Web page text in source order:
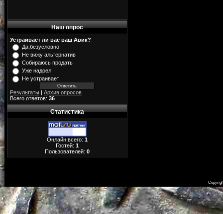
Наш опрос
Устраивает ли вас ваш Авик?
Да,безусловно
Не вижу альтернатив
Собираюсь продать
Уже надоел
Не устраивает
Результаты | Архив опросов
Всего ответов: 36
Статистика
Онлайн всего: 1
Гостей: 1
Пользователей: 0